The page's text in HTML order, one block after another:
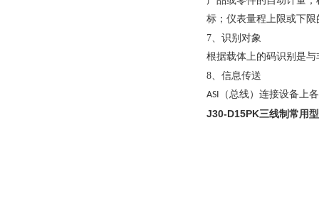
标；仪表量程上限或下
7、 识别对象
根据载体上的码识别是与
8、 信息传送
ASI（总线）连接设备上
J30-D15PK三线制常用